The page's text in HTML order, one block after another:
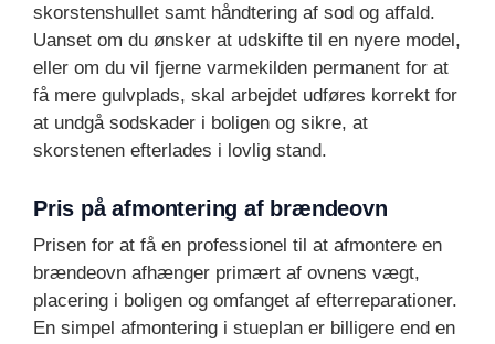
skorstenshullet samt håndtering af sod og affald.
Uanset om du ønsker at udskifte til en nyere model,
eller om du vil fjerne varmekilden permanent for at
få mere gulvplads, skal arbejdet udføres korrekt for
at undgå sodskader i boligen og sikre, at
skorstenen efterlades i lovlig stand.
Pris på afmontering af brændeovn
Prisen for at få en professionel til at afmontere en
brændeovn afhænger primært af ovnens vægt,
placering i boligen og omfanget af efterreparationer.
En simpel afmontering i stueplan er billigere end en